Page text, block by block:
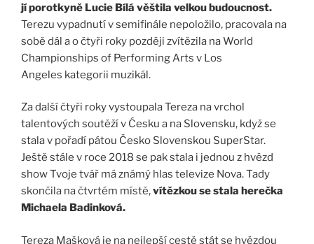
jí porotkyně Lucie Bílá věštila velkou budoucnost.
Terezu vypadnutí v semifinále nepoložilo, pracovala na
sobě dál a o čtyři roky později zvítězila na World
Championships of Performing Arts v Los
Angeles kategorii muzikál.
Za další čtyři roky vystoupala Tereza na vrchol
talentových soutěží v Ćesku a na Slovensku, když se
stala v pořadí pátou Česko Slovenskou SuperStar.
Ještě stále v roce 2018 se pak stala i jednou z hvězd
show Tvoje tvář má známý hlas televize Nova. Tady
skončila na čtvrtém místě,vítězkou se stala herečka
Michaela Badinková.
Tereza Mašková je na nejlepší cestě stát se hvězdou